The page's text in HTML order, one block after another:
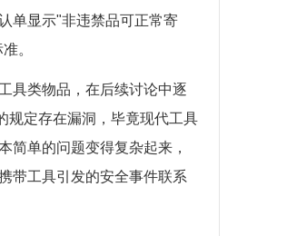
单显示"非违禁品可正常寄
。
具类物品，在后续讨论中逐
规定存在漏洞，毕竟现代工具
简单的问题变得复杂起来，
带工具引发的安全事件联系